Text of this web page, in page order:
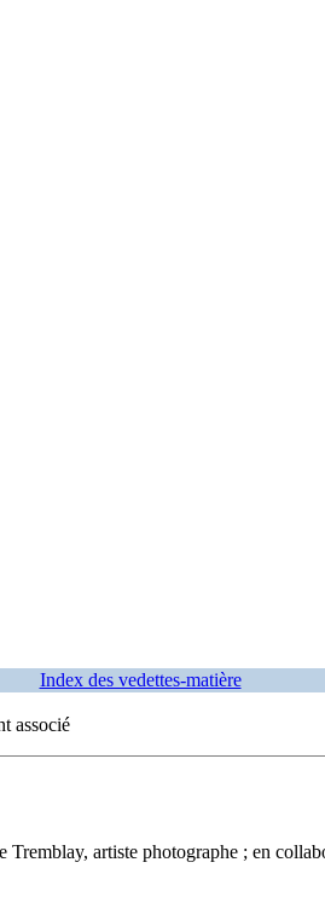
Index des vedettes-matière
associé
Tremblay, artiste photographe ; en